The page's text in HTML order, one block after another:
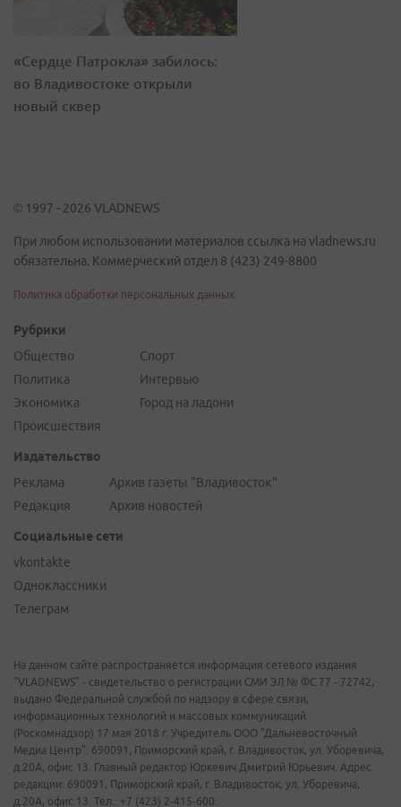
«Сердце Патрокла» забилось:
во Владивостоке открыли
новый сквер
© 1997 - 2026 VLADNEWS
При любом использовании материалов ссылка на vladnews.ru
обязательна. Коммерческий отдел 8 (423) 249-8800
Политика обработки персональных данных
Рубрики
Общество
Политика
Экономика
Происшествия
Спорт
Интервью
Город на ладони
Издательство
Реклама
Редакция
Архив газеты "Владивосток"
Архив новостей
Социальные сети
vkontakte
Одноклассники
Телеграм
На данном сайте распространяется информация сетевого издания
"VLADNEWS" - свидетельство о регистрации СМИ ЭЛ № ФС 77 - 72742,
выдано Федеральной службой по надзору в сфере связи,
информационных технологий и массовых коммуникаций
(Роскомнадзор) 17 мая 2018 г. Учредитель ООО "Дальневосточный
Медиа Центр". 690091, Приморский край, г. Владивосток, ул. Уборевича,
д.20А, офис 13. Главный редактор Юркевич Дмитрий Юрьевич. Адрес
редакции: 690091, Приморский край, г. Владивосток, ул. Уборевича,
д.20А, офис 13. Тел.: +7 (423) 2-415-600.